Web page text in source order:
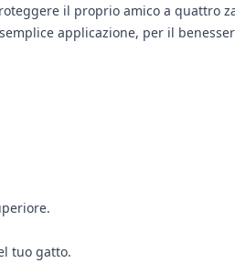
il proprio amico a quattro
applicazione, per il
tuo gatto.